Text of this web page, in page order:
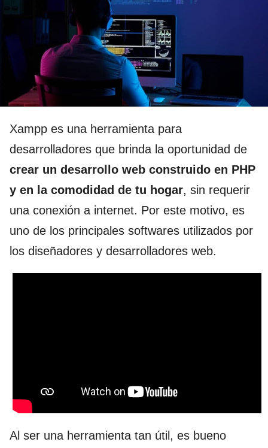
Xampp es una herramienta para
desarrolladores que brinda la oportunidad de
crear un desarrollo web construido en PHP
y en la comodidad de tu hogar, sin requerir
una conexión a internet. Por este motivo, es
uno de los principales softwares utilizados por
los diseñadores y desarrolladores web.
Al ser una herramienta tan útil, es bueno